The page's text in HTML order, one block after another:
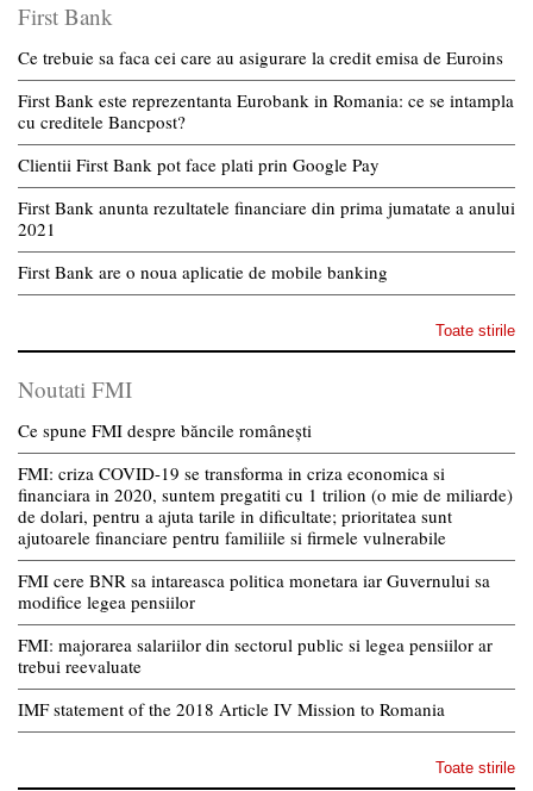
First Bank
Ce trebuie sa faca cei care au asigurare la credit emisa de Euroins
First Bank este reprezentanta Eurobank in Romania: ce se intampla
cu creditele Bancpost?
Clientii First Bank pot face plati prin Google Pay
First Bank anunta rezultatele financiare din prima jumatate a anului
2021
First Bank are o noua aplicatie de mobile banking
Toate stirile
Noutati FMI
Ce spune FMI despre băncile românești
FMI: criza COVID-19 se transforma in criza economica si
financiara in 2020, suntem pregatiti cu 1 trilion (o mie de miliarde)
de dolari, pentru a ajuta tarile in dificultate; prioritatea sunt
ajutoarele financiare pentru familiile si firmele vulnerabile
FMI cere BNR sa intareasca politica monetara iar Guvernului sa
modifice legea pensiilor
FMI: majorarea salariilor din sectorul public si legea pensiilor ar
trebui reevaluate
IMF statement of the 2018 Article IV Mission to Romania
Toate stirile